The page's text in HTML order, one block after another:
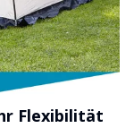
Flexibilität